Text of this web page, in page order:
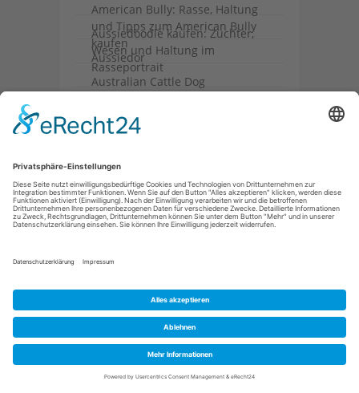
American Bully: Rasse, Haltung
und Tipps zum American Bully
kaufen
Aussiedoodle kaufen: Züchter,
Wesen und Haltung im
Rasseportrait
Aussiedor
Australian Cattle Dog
Australian Shepherd Blue Merle
Barbet
Barsoi
Basset Hound
Gebirgsschweißhund
Belgischer Schäferhund
Bergamasker Hirtenhund